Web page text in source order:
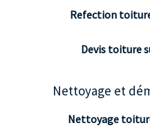
Refection
Devis toiture
Nettoyage et
Nettoyage